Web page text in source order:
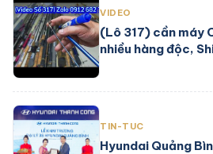
VIDEO
(Lô 317) cần máy
nhiều hàng độc,
TIN-TUC
Hyundai Quảng